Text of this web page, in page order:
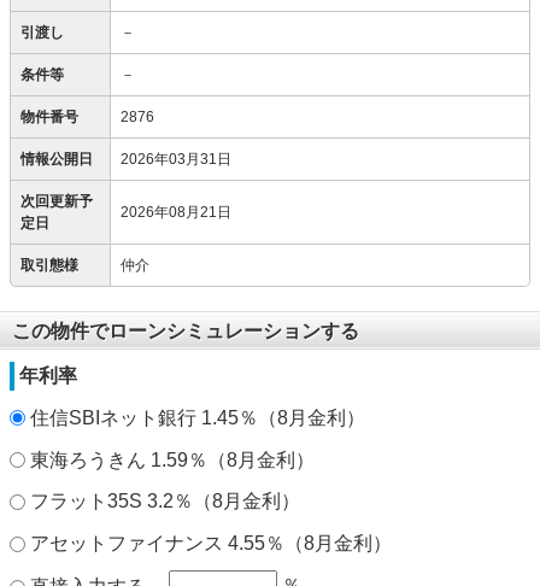
引渡し －
条件等 －
物件番号 2876
情報公開日 2026年03月31日
次回更新予
定日
2026年08月21日
取引態様 仲介
この物件でローンシミュレーションする
年利率
住信SBIネット銀行 1.45％（8月金利）
東海ろうきん 1.59％（8月金利）
フラット35S 3.2％（8月金利）
アセットファイナンス 4.55％（8月金利）